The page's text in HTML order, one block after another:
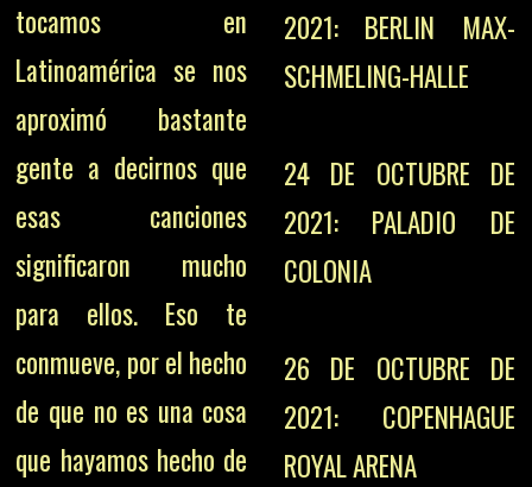
tocamos en
Latinoamérica se nos
aproximó bastante
gente a decirnos que
esas canciones
significaron mucho
para ellos. Eso te
conmueve, por el hecho
de que no es una cosa
que hayamos hecho de
2021: BERLIN MAX-
SCHMELING-HALLE
24 DE OCTUBRE DE
2021: PALADIO DE
COLONIA
26 DE OCTUBRE DE
2021: COPENHAGUE
ROYAL ARENA